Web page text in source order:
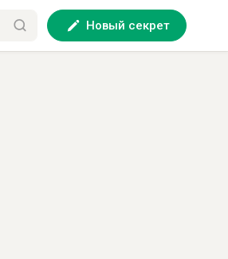
Новый секрет